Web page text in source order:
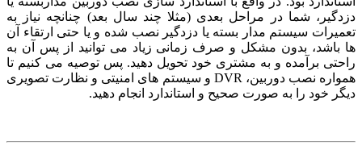
شما در مراحل بعدی (مثلا چند سال بعد) چنانچه نیاز به
سیستم مدار بسته یا دزدگیر نصب شده و یا حتی ارتقاء آن
باشد، بدون مشکل و صرف زمانی زیاد می توانید از پس آن به
برآمده و به مشتری خود تحویل دهید. پس توصیه می کنیم تا
همواره نصب دوربین، DVR و سیستم های امنیتی و نظارت تصویری
خود را به صورت صحیح و استاندارد انجام دهید.